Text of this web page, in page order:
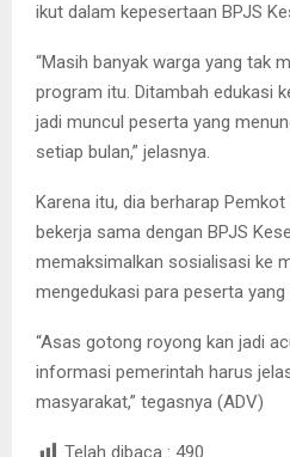
ikut dalam kepesertaan BPJS
“Masih banyak warga yang tak
program itu. Ditambah edukasi
jadi muncul peserta yang
setiap bulan,” jelasnya.
Karena itu, dia berharap
bekerja sama dengan BPJS
memaksimalkan sosialisasi ke
mengedukasi para peserta
“Asas gotong royong kan jadi
informasi pemerintah harus
masyarakat,” tegasnya (ADV)
Telah dibaca : 490